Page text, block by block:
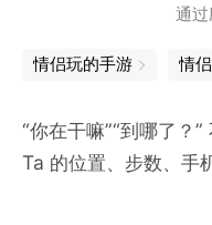
【情侣叫醒】不管相
【恋爱打卡】约定好
【未来情书】藏在时
一封信~
【经期助手】在特殊
通
情侣玩的手游
“你在干嘛”“到哪了？”
Ta 的位置、步数、手